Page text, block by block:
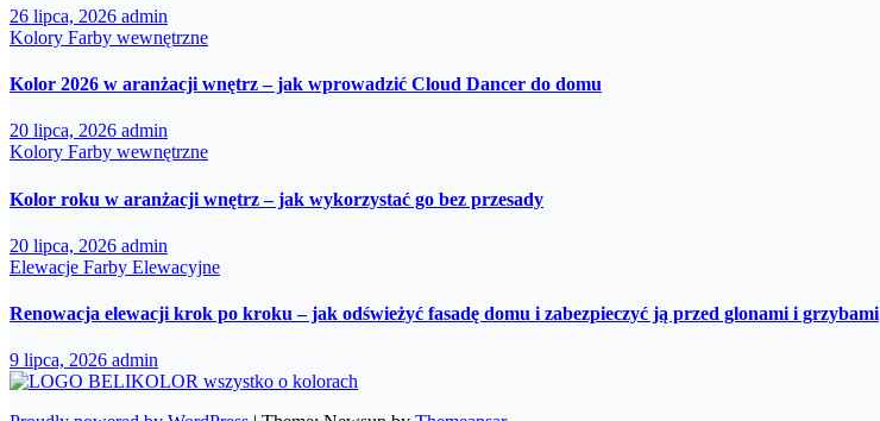
26 lipca, 2026 admin
Kolory Farby wewnętrzne
Kolor 2026 w aranżacji wnętrz – jak wprowadzić Cloud Dancer do domu
20 lipca, 2026 admin
Kolory Farby wewnętrzne
Kolor roku w aranżacji wnętrz – jak wykorzystać go bez przesady
20 lipca, 2026 admin
Elewacje Farby Elewacyjne
Renowacja elewacji krok po kroku – jak odświeżyć fasadę domu i zabezpieczyć ją przed glonami i grzybami
9 lipca, 2026 admin